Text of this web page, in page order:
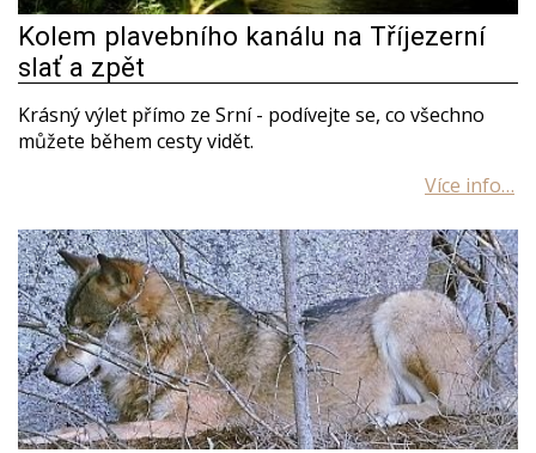
Kolem plavebního kanálu na Tříjezerní
slať a zpět
Krásný výlet přímo ze Srní - podívejte se, co všechno
můžete během cesty vidět.